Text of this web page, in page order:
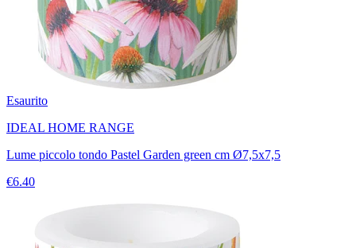
Esaurito
IDEAL HOME RANGE
Lume piccolo tondo Pastel Garden green cm Ø7,5x7,5
€6.40